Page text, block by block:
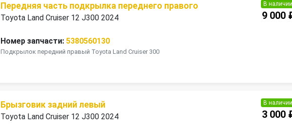
Передняя часть подкрылка переднего правого
Toyota Land Cruiser 12 J300 2024
Номер запчасти: 5380560130
Подкрылок передний правый Toyota Land Cruiser 300
В наличии
9 000
Брызговик задний левый
Toyota Land Cruiser 12 J300 2024
В наличии
3 000